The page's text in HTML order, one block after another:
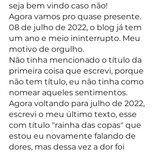
seja bem vindo caso não!
Agora vamos pro quase presente.
08 de julho de 2022, o blog já tem
um ano e meio ininterrupto. Meu
motivo de orgulho.
Não tinha mencionado o título da
primeira coisa que escrevi, porque
não tem título, eu não tinha como
nomear aqueles sentimentos.
Agora voltando para julho de 2022,
escrevi o meu último texto, esse
com título "rainha das copas" que
estou eu novamente falando de
dores, mas dessa vez a dor foi